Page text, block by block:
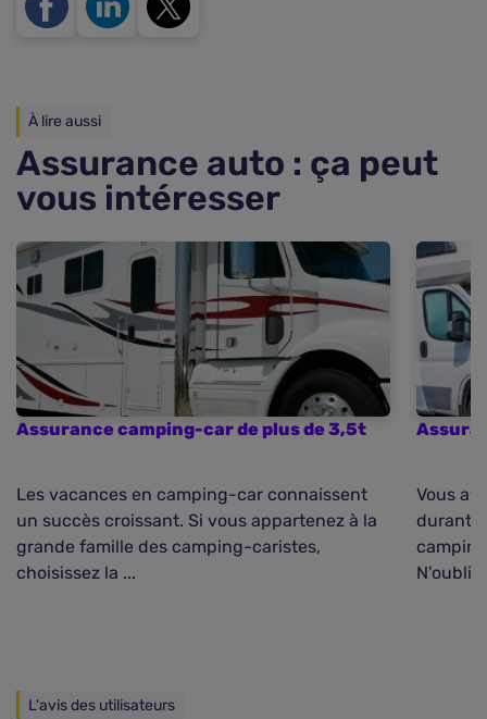
À lire aussi
Assurance auto : ça peut
vous intéresser
Assurance camping-car de plus de 3,5t
Les vacances en camping-car connaissent
un succès croissant. Si vous appartenez à la
grande famille des camping-caristes,
choisissez la ...
Vous
durant
L'avis des utilisateurs